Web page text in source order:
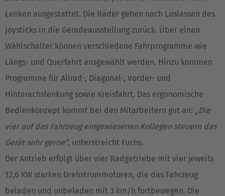
Česká republika
Cesko
Deutschland
Deutsch
France
Français
Lenken ausgestattet. Die Räder gehen nach Loslassen des
Joysticks in die Geradeausstellung zurück. Über einen
Wählschalter können verschiedene Fahrprogramme wie
Längs- und Querfahrt ausgewählt werden. Hinzu kommen
Programme für Allrad-, Diagonal-, Vorder- und
Hinterachslenkung sowie Kreisfahrt. Das ergonomische
Bedienkonzept kommt bei den Mitarbeitern gut an: „Die
vier auf das Fahrzeug eingewiesenen Kollegen steuern das
Gerät sehr gerne“, unterstreicht Fuchs.
Der Antrieb erfolgt über vier Radgetriebe mit vier jeweils
12,6 KW starken Drehstrommotoren, die das Fahrzeug
beladen und unbeladen mit 3 km/h fortbewegen. Die